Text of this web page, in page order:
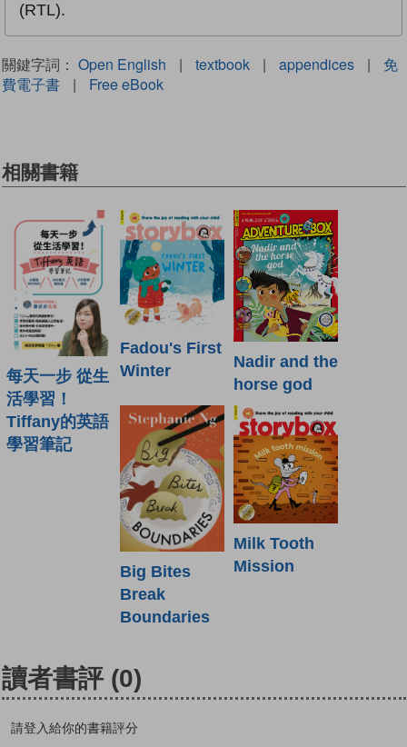
(RTL).
關鍵字詞： Open English | textbook | appendices |
免
費電子書
| Free eBook
相關書籍
每天一步 從生
活學習！
Tiffany的英語
學習筆記
Fadou's First
Winter
Nadir and the
horse god
Big Bites
Break
Boundaries
Milk Tooth
Mission
讀者書評 (0)
請登入給你的書籍評分